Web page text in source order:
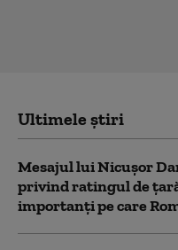
Ultimele știri
Mesajul lui Nicușor
privind ratingul de
importanți pe care